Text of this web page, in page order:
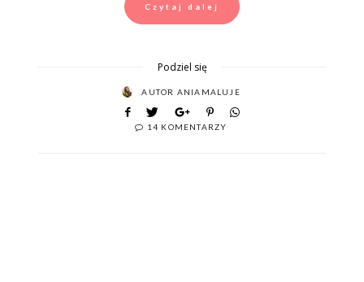
Czytaj dalej
Podziel się
AUTOR ANIAMALUJE
14 KOMENTARZY